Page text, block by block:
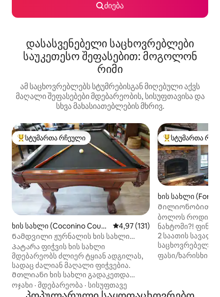
ძიება
დასასვენებელი საცხოვრებლები
საუკეთესო შეფასებით: მოგოლონ
რიმი
ამ საცხოვრებლებს სტუმრებისგან მიღებული აქვს
მაღალი შეფასებები მდებარეობის, სისუფთავისა და
სხვა მახასიათებლების მხრივ.
სტუმართა რჩეული მოწინავე ვარიანტი
სტუმართა რჩეული
ხის სახლი (Coconino Count
y)
საშუალო შეფასებაა 5‑დან
4,97 (131)
Ნამდვილი ჟურნალის ხის სახლი
ტყეში აუზის მაგიდით და თამაშებით
Პატარა ფიჭვის ხის სახლი
მდებარეობს ძლიერ ტყიან ადგილას,
სადაც ძალიან მაღალი ფიჭვებია.
Მთლიანი ხის სახლი გადაკეთდა
კომფორტისთვის და დასვენებისთვის
კასპერის ახალი ლეიბებით, ახალი
ოჯახი · მდებარეობა · სისუფთავე
სტუმართა
სტუმართა
ხის სახლი
Მილიონობით
სახლი რიმზე
ბოლოს როდის
ნახტომი?! ფინიქსიდან სულ რაღაც
2 საათის
საცხოვრებელი
გაშენებული და
ბილიკებით და
ფასი/ხარისხი